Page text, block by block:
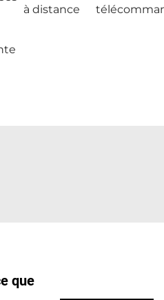
à distance
que